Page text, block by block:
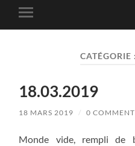
Toggle
mobile
18.03.2019
18 MARS 2019 / 0
Monde vide, rempli de